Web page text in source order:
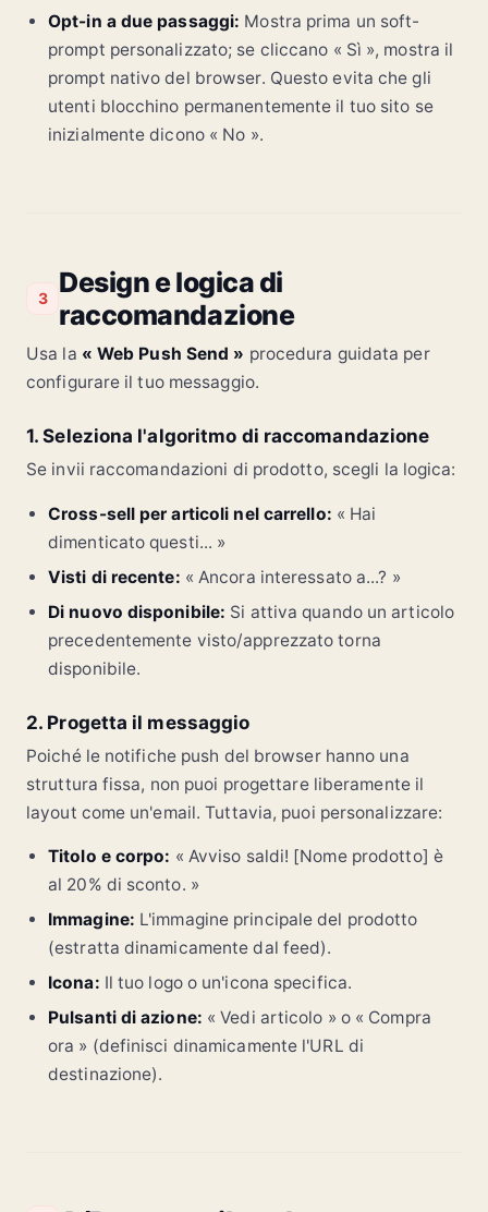
Opt-in a due passaggi: Mostra prima un soft-
prompt personalizzato; se cliccano « Sì », mostra il
prompt nativo del browser. Questo evita che gli
utenti blocchino permanentemente il tuo sito se
inizialmente dicono « No ».
3
Design e logica di
raccomandazione
Usa la « Web Push Send » procedura guidata per
configurare il tuo messaggio.
1. Seleziona l'algoritmo di raccomandazione
Se invii raccomandazioni di prodotto, scegli la logica:
Cross-sell per articoli nel carrello: « Hai
dimenticato questi... »
Visti di recente: « Ancora interessato a...? »
Di nuovo disponibile: Si attiva quando un articolo
precedentemente visto/apprezzato torna
disponibile.
2. Progetta il messaggio
Poiché le notifiche push del browser hanno una
struttura fissa, non puoi progettare liberamente il
layout come un'email. Tuttavia, puoi personalizzare:
Titolo e corpo: « Avviso saldi! [Nome prodotto] è
al 20% di sconto. »
Immagine: L'immagine principale del prodotto
(estratta dinamicamente dal feed).
Icona: Il tuo logo o un'icona specifica.
Pulsanti di azione: « Vedi articolo » o « Compra
ora » (definisci dinamicamente l'URL di
destinazione).